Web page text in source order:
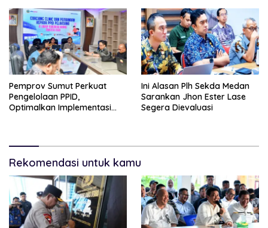
Pemprov Sumut Perkuat
Pengelolaan PPID,
Optimalkan Implementasi
Ini Alasan Plh Sekda Medan
Sarankan Jhon Ester Lase
Segera Dievaluasi
Rekomendasi untuk kamu